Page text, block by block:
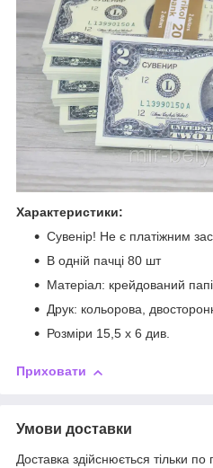
Характеристики:
Сувенір! Не є платіжним
В одній пачці 80 шт
Матеріал: крейдований
Друк: кольорова,
Розміри 15,5 x 6 див.
Приховати
Умови доставки
Доставка здійснюється тільки по